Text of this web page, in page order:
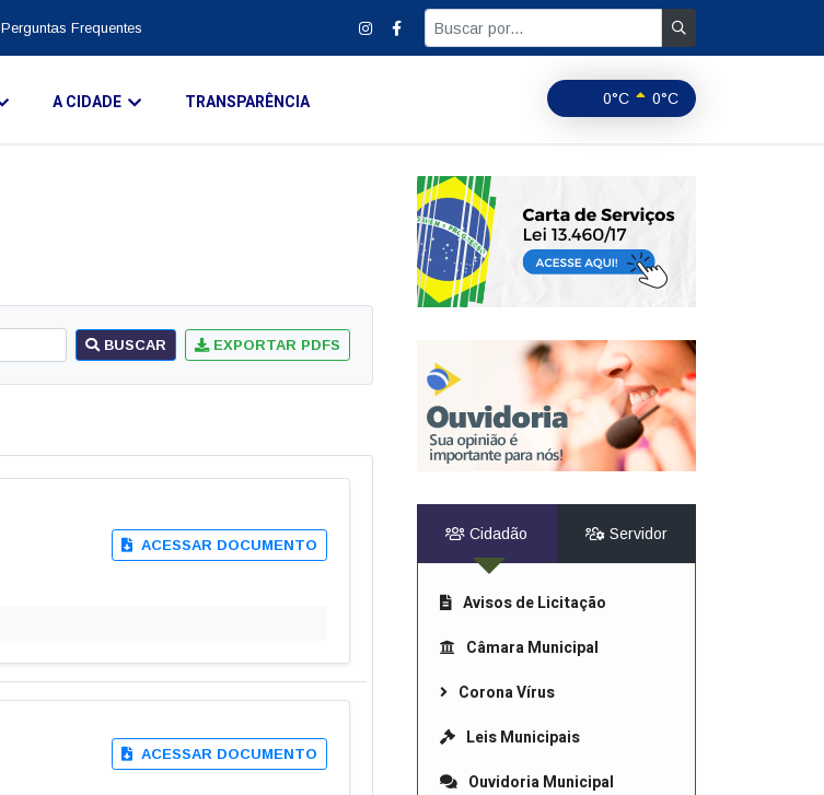
Perguntas Frequentes
0°C 0°C
A CIDADE TRANSPARÊNCIA
BUSCAR EXPORTAR PDFS
ACESSAR DOCUMENTO
ACESSAR DOCUMENTO
Cidadão Servidor
Avisos de Licitação
Câmara Municipal
Corona Vírus
Leis Municipais
Ouvidoria Municipal